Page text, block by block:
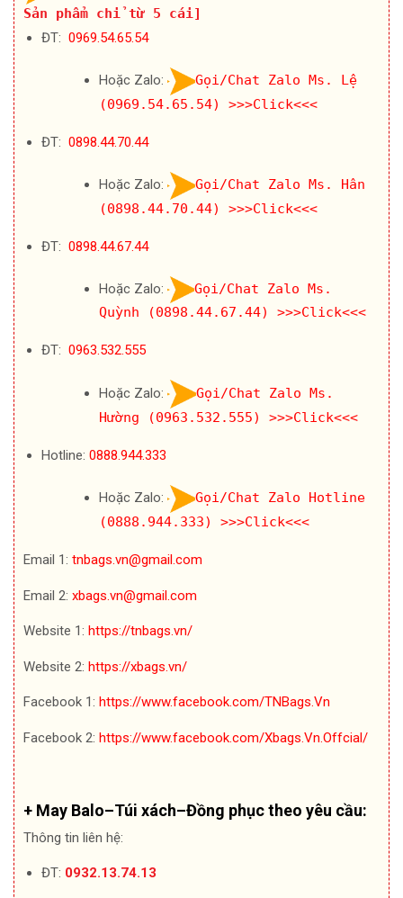
Sản phẩm chỉ từ 5 cái]
ĐT: 0969.54.65.54
Hoặc Zalo:
Gọi/Chat Zalo Ms. Lệ
(0969.54.65.54)
>>>Click<<<
ĐT: 0898.44.70.44
Hoặc Zalo:
Gọi/Chat Zalo Ms. Hân
(0898.44.70.44)
>>>Click<<<
ĐT: 0898.44.67.44
Hoặc Zalo:
Gọi/Chat Zalo Ms.
Quỳnh (0898.44.67.44)
>>>Click<<<
ĐT: 0963.532.555
Hoặc Zalo:
Gọi/Chat Zalo Ms.
Hường (0963.532.555)
>>>Click<<<
Hotline: 0888.944.333
Hoặc Zalo:
Gọi/Chat Zalo Hotline
(0888.944.333)
>>>Click<<<
Email 1: tnbags.vn@gmail.com
Email 2: xbags.vn@gmail.com
Website 1: https://tnbags.vn/
Website 2: https://xbags.vn/
Facebook 1: https://www.facebook.com/TNBags.Vn
Facebook 2: https://www.facebook.com/Xbags.Vn.Offcial/
+ May Balo–Túi xách–Đồng phục theo yêu cầu:
Thông tin liên hệ:
ĐT: 0932.13.74.13